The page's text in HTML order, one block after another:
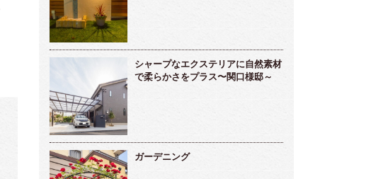
シャープなエクステリアに自然素材
で柔らかさをプラス〜関口様邸～
ガーデニング